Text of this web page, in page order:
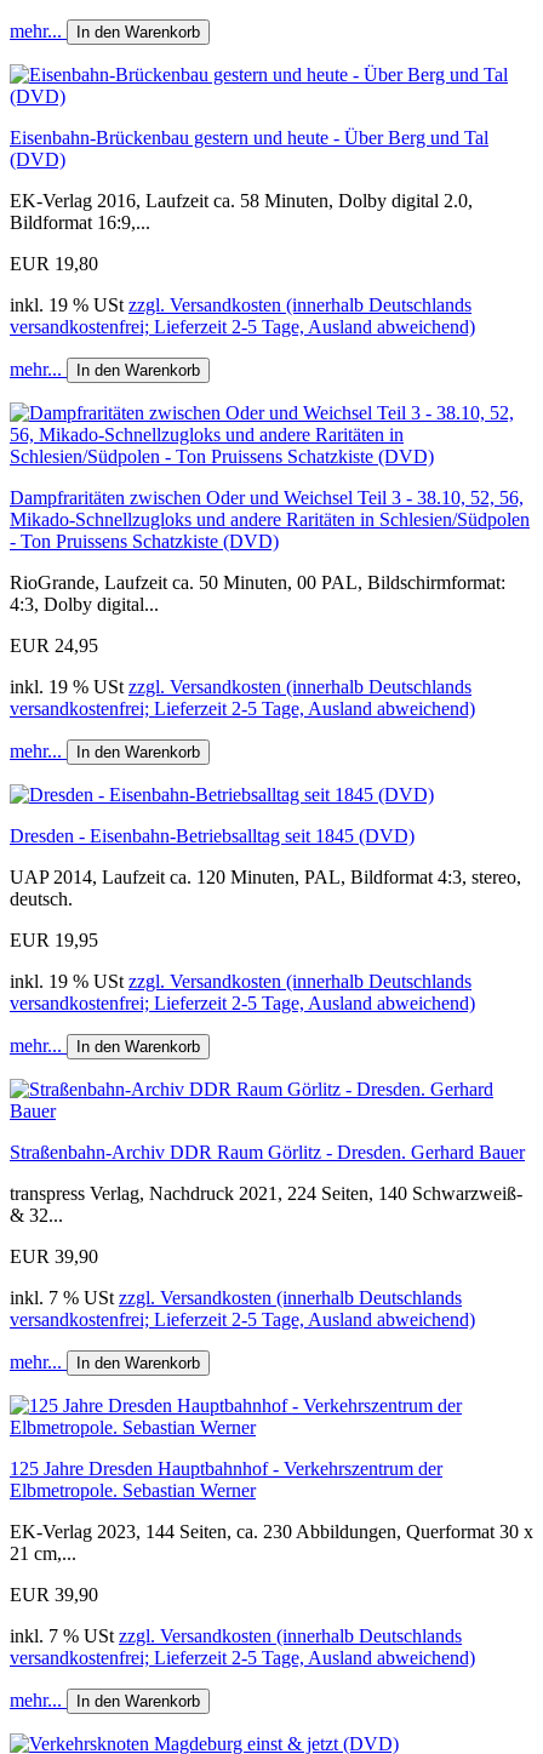
mehr... In den Warenkorb
Eisenbahn-Brückenbau gestern und heute - Über Berg und Tal
(DVD)
EK-Verlag 2016, Laufzeit ca. 58 Minuten, Dolby digital 2.0,
Bildformat 16:9,...
EUR 19,80
inkl. 19 % USt zzgl. Versandkosten (innerhalb Deutschlands
versandkostenfrei; Lieferzeit 2-5 Tage, Ausland abweichend)
mehr... In den Warenkorb
Dampfraritäten zwischen Oder und Weichsel Teil 3 - 38.10, 52, 56,
Mikado-Schnellzugloks und andere Raritäten in Schlesien/Südpolen
- Ton Pruissens Schatzkiste (DVD)
RioGrande, Laufzeit ca. 50 Minuten, 00 PAL, Bildschirmformat:
4:3, Dolby digital...
EUR 24,95
inkl. 19 % USt zzgl. Versandkosten (innerhalb Deutschlands
versandkostenfrei; Lieferzeit 2-5 Tage, Ausland abweichend)
mehr... In den Warenkorb
Dresden - Eisenbahn-Betriebsalltag seit 1845 (DVD)
UAP 2014, Laufzeit ca. 120 Minuten, PAL, Bildformat 4:3, stereo,
deutsch.
EUR 19,95
inkl. 19 % USt zzgl. Versandkosten (innerhalb Deutschlands
versandkostenfrei; Lieferzeit 2-5 Tage, Ausland abweichend)
mehr... In den Warenkorb
Straßenbahn-Archiv DDR Raum Görlitz - Dresden. Gerhard Bauer
transpress Verlag, Nachdruck 2021, 224 Seiten, 140 Schwarzweiß-
& 32...
EUR 39,90
inkl. 7 % USt zzgl. Versandkosten (innerhalb Deutschlands
versandkostenfrei; Lieferzeit 2-5 Tage, Ausland abweichend)
mehr... In den Warenkorb
125 Jahre Dresden Hauptbahnhof - Verkehrszentrum der
Elbmetropole. Sebastian Werner
EK-Verlag 2023, 144 Seiten, ca. 230 Abbildungen, Querformat 30 x
21 cm,...
EUR 39,90
inkl. 7 % USt zzgl. Versandkosten (innerhalb Deutschlands
versandkostenfrei; Lieferzeit 2-5 Tage, Ausland abweichend)
mehr... In den Warenkorb